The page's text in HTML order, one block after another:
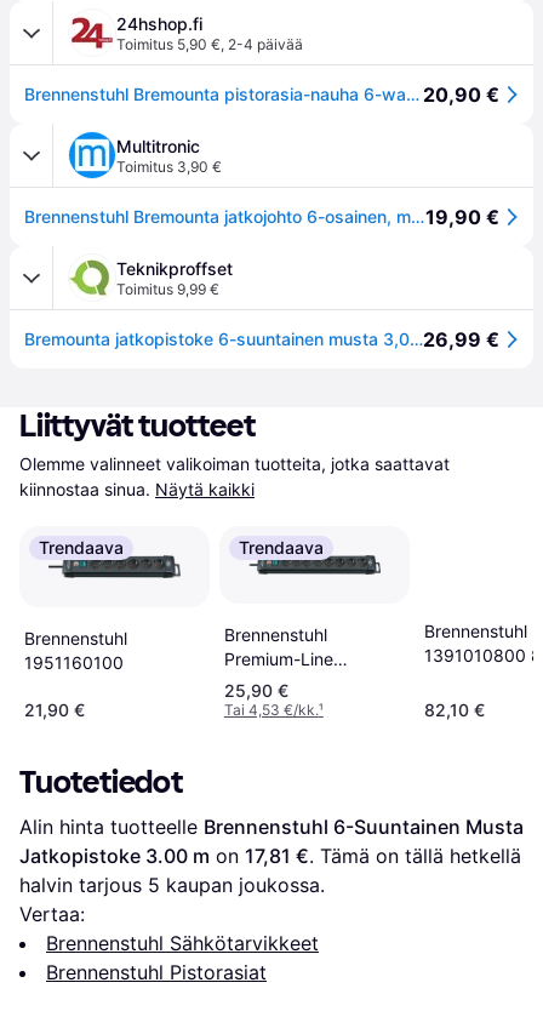
24hshop.fi
Toimitus 5,90 €, 2-4 päivää
Brennenstuhl Bremounta pistorasia-nauha 6-way musta 3m 20,90 €
Multitronic
Toimitus 3,90 €
Brennenstuhl Bremounta jatkojohto 6-osainen, musta, 3 m, H05VV-F 3G1.519,90 €
Teknikproffset
Toimitus 9,99 €
Bremounta jatkopistoke 6-suuntainen musta 3,00 m H05VV-F 3G1.526,99 €
Liittyvät tuotteet
Olemme valinneet valikoiman tuotteita, jotka saattavat
kiinnostaa sinua. Näytä kaikki
Trendaava
Brennenstuhl
1951160100
21,90 €
Trendaava
Brennenstuhl
Premium-Line
1951180100 8-way
3m
25,90 €
Tai 4,53 €/kk.¹
Brennenstuhl
1391010800
82,10 €
Tuotetiedot
Alin hinta tuotteelle Brennenstuhl 6-Suuntainen Musta
Jatkopistoke 3.00 m on 17,81 €. Tämä on tällä hetkellä
halvin tarjous 5 kaupan joukossa.
Vertaa:
Brennenstuhl Sähkötarvikkeet
Brennenstuhl Pistorasiat